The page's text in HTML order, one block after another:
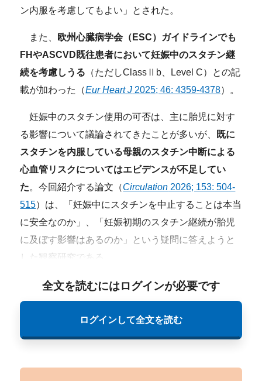
ン内服を考慮してもよい」とされた。
また、 欧州心臓病学会（ESC）ガイドラインでも
FHやASCVD既往患者において妊娠中のスタチン継
続を考慮しうる （ただしClassⅡb、Level C）との記
載が加わった（Eur Heart J 2025; 46: 4359-4378）。
妊娠中のスタチン使用の可否は、主に胎児に対す
る影響について議論されてきたことが多いが、
既に
スタチンを内服している母親のスタチン中断による
心血管リスクについてはエビデンスが不足してい
た。今回紹介する論文（Circulation 2026; 153: 504-
515）は、「妊娠中にスタチンを中止することは本当
に安全なのか」、「妊娠初期のスタチン継続が胎児
に及ぼす影響はあるのか」という疑問に答えようと
した観察研究である。
全文を読むにはログインが必要です
ログインして全文を読む